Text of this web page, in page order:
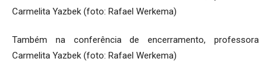
Também na conferência de encerramento, professora
Carmelita Yazbek (foto: Rafael Werkema)